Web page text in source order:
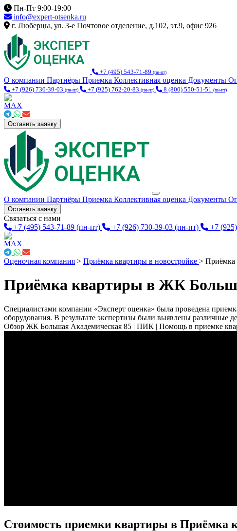
Пн-Пт 9:00-19:00
info@expert-otsenka.ru
г. Люберцы, ул. 3-е Почтовое отделение, д.102, эт.9, офис 926
+7 (495) 543-71-89 (пн-пт)
О компании Партнёры Приемка Коллективная оценка Документы
+7 (926) 730-39-03 (пн-пт) +7 (925) 762-20-83 (пн-пт) 8 (800) 550-51-51 (пн-пт)
Оставить заявку
О компании Партнёры Приемка Коллективная оценка Документы
Оставить заявку
Связаться с нами
+7 (495) 543-71-89 (пн-пт) +7 (926) 730-39-03 (пн-пт) +7
Оценочная компания > Приёмка квартиры в новостройке > Приёмка
Приёмка квартиры в ЖК
Специалистами компании «Эксперт оценка» была проведена
оборудования. В результате экспертизы были выявлены
Обзор ЖК Большая Академическая 85 | ПИК | Помощь в приемке
Стоимость приемки квартиры в